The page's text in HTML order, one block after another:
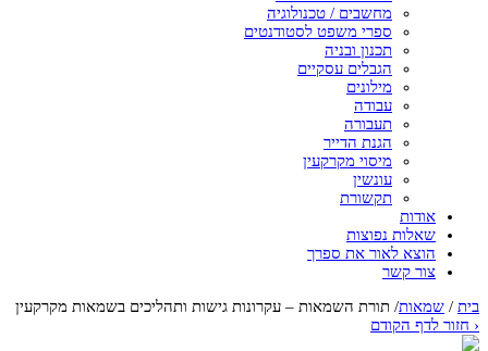
מחשבים / טכנולוגיה
ספרי משפט לסטודנטים
תכנון ובניה
הגבלים עסקיים
מילונים
עבודה
תעבורה
הגנת הדייר
מיסוי מקרקעין
עונשין
תקשורת
אודות
שאלות נפוצות
הוצא לאור את ספרך
צור קשר
בית / שמאות/ תורת השמאות – עקרונות גישות ותהליכים בשמאות מקרקעין
‹ חזור לדף הקודם